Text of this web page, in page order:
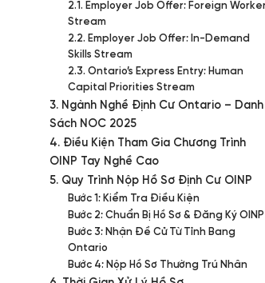
2.1. Employer Job Offer: Foreign
Stream
2.2. Employer Job Offer: In-Demand
Skills Stream
2.3. Ontario’s Express Entry: Human
Capital Priorities Stream
3. Ngành Nghề Định Cư Ontario – Danh
Sách NOC 2025
4. Điều Kiện Tham Gia Chương Trình
OINP Tay Nghề Cao
5. Quy Trình Nộp Hồ Sơ Định Cư OINP
Bước 1: Kiểm Tra Điều Kiện
Bước 2: Chuẩn Bị Hồ Sơ & Đăng Ký OINP
Bước 3: Nhận Đề Cử Từ Tỉnh Bang
Ontario
Bước 4: Nộp Hồ Sơ Thường Trú Nhân